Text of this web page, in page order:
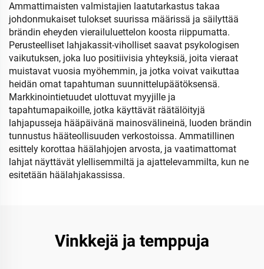
Ammattimaisten valmistajien laatutarkastus takaa
johdonmukaiset tulokset suurissa määrissä ja säilyttää
brändin eheyden vierailuluettelon koosta riippumatta.
Perusteelliset lahjakassit-viholliset saavat psykologisen
vaikutuksen, joka luo positiivisia yhteyksiä, joita vieraat
muistavat vuosia myöhemmin, ja jotka voivat vaikuttaa
heidän omat tapahtuman suunnittelupäätöksensä.
Markkinointietuudet ulottuvat myyjille ja
tapahtumapaikoille, jotka käyttävät räätälöityjä
lahjapusseja hääpäivänä mainosvälineinä, luoden brändin
tunnustus hääteollisuuden verkostoissa. Ammatillinen
esittely korottaa häälahjojen arvosta, ja vaatimattomat
lahjat näyttävät ylellisemmiltä ja ajattelevammilta, kun ne
esitetään häälahjakassissa.
Vinkkejä ja temppuja